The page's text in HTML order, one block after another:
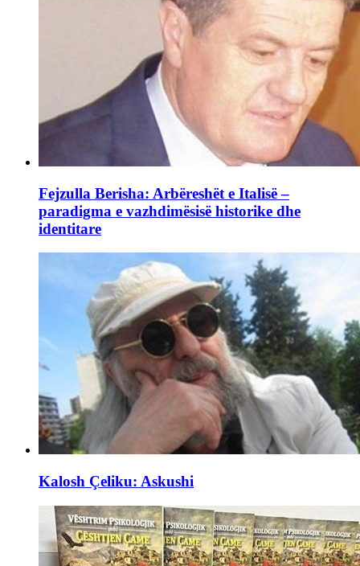
Fejzulla Berisha: Arbëreshët e Italisë –
paradigma e vazhdimësisë historike dhe
identitare
Kalosh Çeliku: Askushi